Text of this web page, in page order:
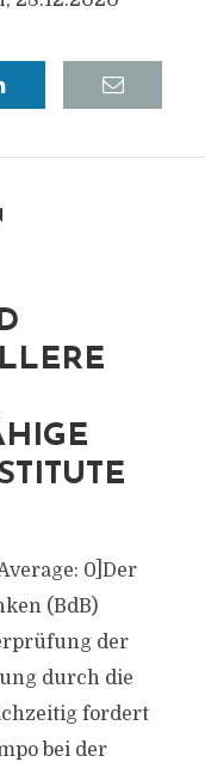
0]Der
(BdB)
der
durch die
fordert
bei der